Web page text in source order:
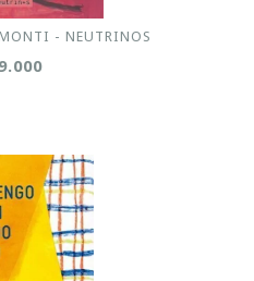
- NEUTRINOS